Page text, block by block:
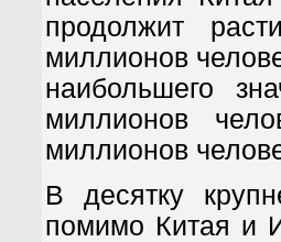
продолжит
миллионов
наибольшего
миллионов
миллионов
В десятку
помимо Китая и